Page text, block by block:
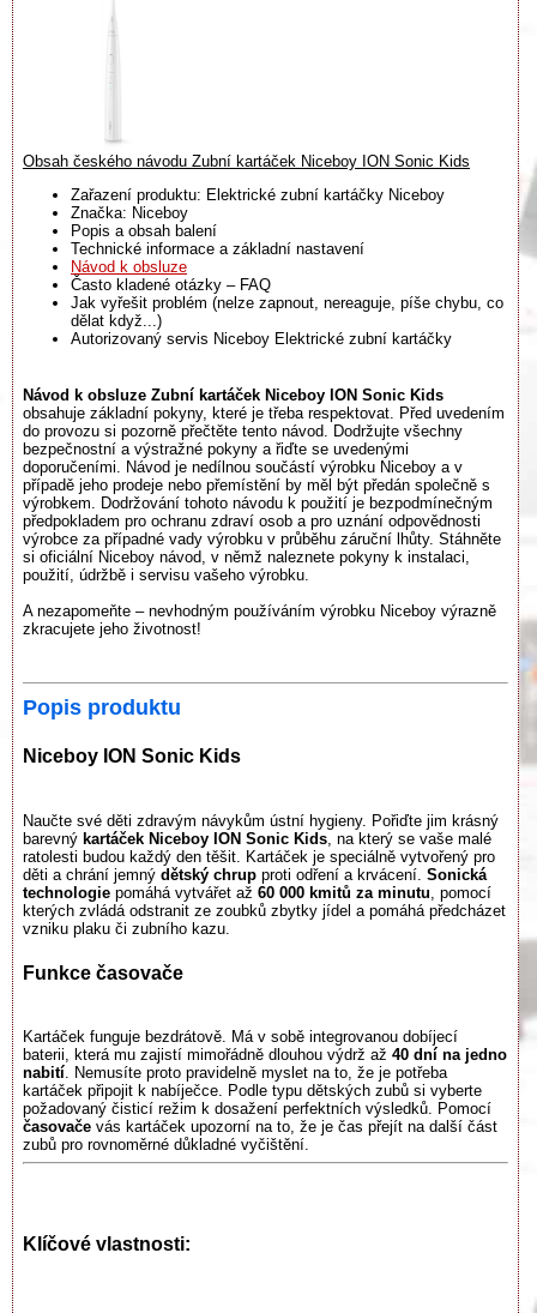
Obsah českého návodu Zubní kartáček Niceboy ION Sonic Kids
Zařazení produktu: Elektrické zubní kartáčky Niceboy
Značka: Niceboy
Popis a obsah balení
Technické informace a základní nastavení
Návod k obsluze
Často kladené otázky – FAQ
Jak vyřešit problém (nelze zapnout, nereaguje, píše chybu, co
dělat když...)
Autorizovaný servis Niceboy Elektrické zubní kartáčky
Návod k obsluze Zubní kartáček Niceboy ION Sonic Kids
obsahuje základní pokyny, které je třeba respektovat. Před uvedením
do provozu si pozorně přečtěte tento návod. Dodržujte všechny
bezpečnostní a výstražné pokyny a řiďte se uvedenými
doporučeními. Návod je nedílnou součástí výrobku Niceboy a v
případě jeho prodeje nebo přemístění by měl být předán společně s
výrobkem. Dodržování tohoto návodu k použití je bezpodmínečným
předpokladem pro ochranu zdraví osob a pro uznání odpovědnosti
výrobce za případné vady výrobku v průběhu záruční lhůty. Stáhněte
si oficiální Niceboy návod, v němž naleznete pokyny k instalaci,
použití, údržbě i servisu vašeho výrobku.
A nezapomeňte – nevhodným používáním výrobku Niceboy výrazně
zkracujete jeho životnost!
Popis produktu
Niceboy ION Sonic Kids
Naučte své děti zdravým návykům ústní hygieny. Pořiďte jim krásný
barevný kartáček Niceboy ION Sonic Kids , na který se vaše malé
ratolesti budou každý den těšit. Kartáček je speciálně vytvořený pro
děti a chrání jemný dětský chrup proti odření a krvácení. Sonická
technologie pomáhá vytvářet až 60 000 kmitů za minutu , pomocí
kterých zvládá odstranit ze zoubků zbytky jídel a pomáhá předcházet
vzniku plaku či zubního kazu.
Funkce časovače
Kartáček funguje bezdrátově. Má v sobě integrovanou dobíjecí
baterii, která mu zajistí mimořádně dlouhou výdrž až 40 dní na jedno
nabití. Nemusíte proto pravidelně myslet na to, že je potřeba
kartáček připojit k nabíječce. Podle typu dětských zubů si vyberte
požadovaný čisticí režim k dosažení perfektních výsledků. Pomocí
časovače vás kartáček upozorní na to, že je čas přejít na další část
zubů pro rovnoměrné důkladné vyčištění.
Klíčové vlastnosti: